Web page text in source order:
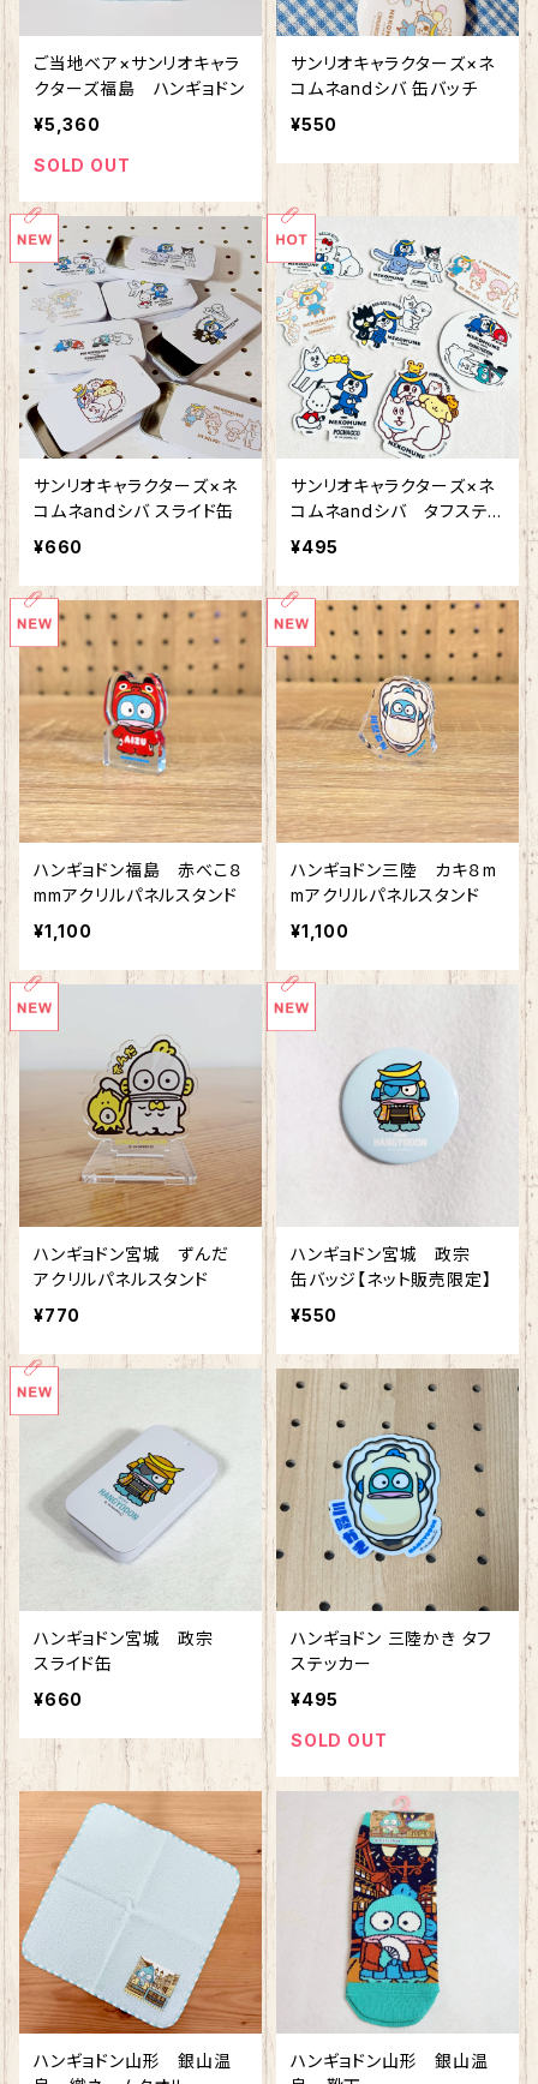
ご当地ベア×サンリオキャラ
クターズ福島 ハンギョドン
¥5,360
SOLD OUT
サンリオキャラクターズ×ネ
コムネandシバ 缶バッチ
¥550
サンリオキャラクターズ×ネ
コムネandシバ スライド缶
¥660
サンリオキャラクターズ×ネ
コムネandシバ タフステッ
カー
¥495
ハンギョドン福島 赤べこ８
mmアクリルパネルスタンド
¥1,100
ハンギョドン三陸 カキ８m
mアクリルパネルスタンド
¥1,100
ハンギョドン宮城 ずんだ
アクリルパネルスタンド
¥770
ハンギョドン宮城 政宗
缶バッジ【ネット販売限定】
¥550
ハンギョドン宮城 政宗
スライド缶
¥660
ハンギョドン 三陸かき タフ
ステッカー
¥495
SOLD OUT
ハンギョドン山形 銀山温
ハンギョドン山形 銀山温